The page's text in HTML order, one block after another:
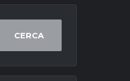
CERCA